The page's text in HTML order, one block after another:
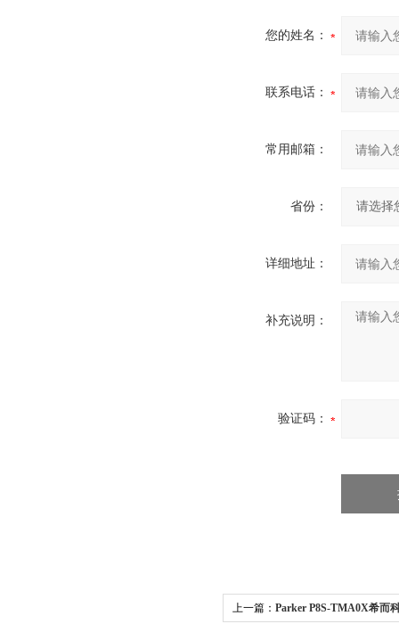
您的姓名：
联系电话：
常用邮箱：
省份：
详细地址：
补充说明：
验证码：
上一篇： Parker P8S-TMA0X希而